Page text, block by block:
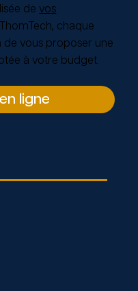
devos
chaque
de vous proposer une
à votre budget.
ligne